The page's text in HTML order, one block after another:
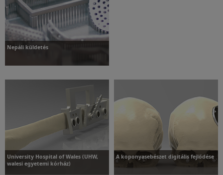
További információk
Nepáli küldetés
További információk
University Hospital of Wales (UHW,
walesi egyetemi kórház)
A koponyasebészet digitális fejlődése